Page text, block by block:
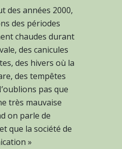
des années 2000,
des périodes
chaudes durant
des canicules
des hivers où la
des tempêtes
pas que
très mauvaise
on parle de
que la société de
»